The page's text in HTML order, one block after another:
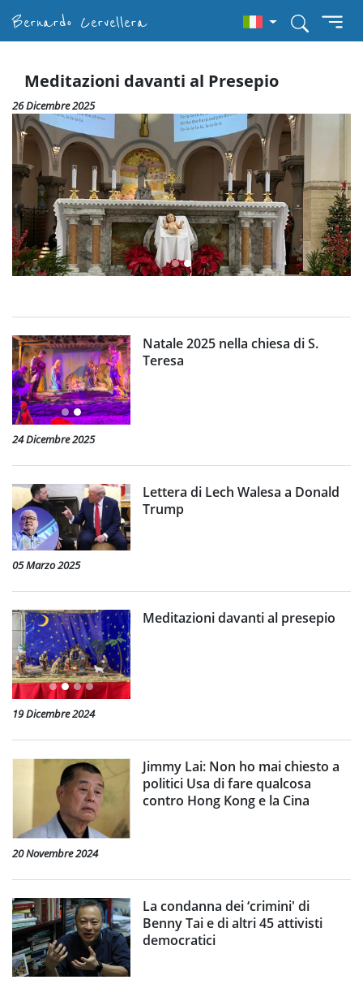
Bernardo Cervellera
Meditazioni davanti al Presepio
26 Dicembre 2025
Natale 2025 nella chiesa di S.
Teresa
24 Dicembre 2025
Lettera di Lech Walesa a Donald
Trump
05 Marzo 2025
Meditazioni davanti al presepio
19 Dicembre 2024
Jimmy Lai: Non ho mai chiesto a
politici Usa di fare qualcosa
contro Hong Kong e la Cina
20 Novembre 2024
La condanna dei ‘crimini' di
Benny Tai e di altri 45 attivisti
democratici